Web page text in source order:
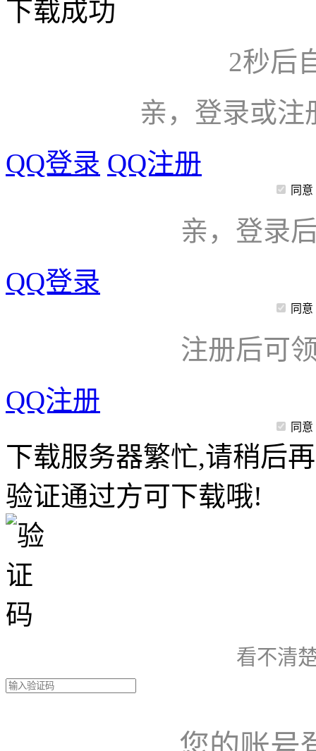
下载成功
2秒后
亲，登录或注
QQ登录 QQ注册
同意
亲，登录
QQ登录
同意
注册后可
QQ注册
同意
下载服务器繁忙,请稍后
验证通过方可下载哦!
看不清